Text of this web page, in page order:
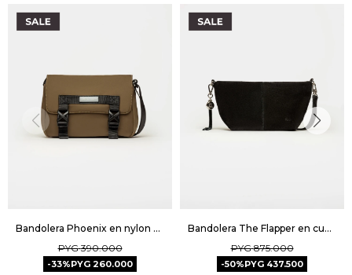
Bandolera Phoenix en nylon Unisex - Verde
PYG 390.000
33 PYG 260.000
Bandolera The Flapper en cuero gamuza - Negro
PYG 875.000
50 PYG 437.500